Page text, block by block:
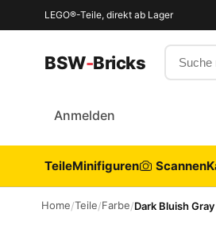
LEGO®-Teile, direkt ab Lager
BSW-Bricks Suche
Anmelden
TeileMinifiguren Scannen
Home/Teile/Farbe/Dark Bluish Gray